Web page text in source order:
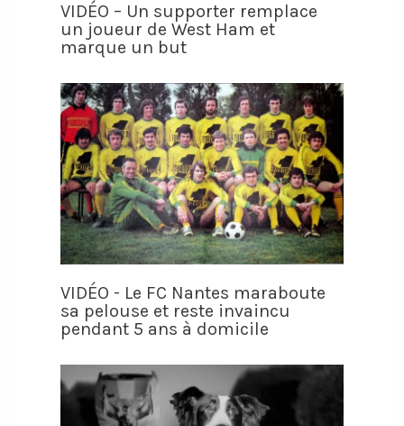
VIDÉO – Un supporter remplace
un joueur de West Ham et
marque un but
VIDÉO - Le FC Nantes maraboute
sa pelouse et reste invaincu
pendant 5 ans à domicile